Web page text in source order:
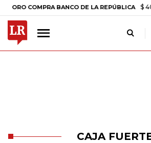
BANCO DE LA REPÚBLICA $ 408.498,97
CAJA